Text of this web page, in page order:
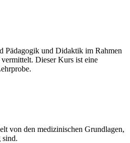
Pädagogik und Didaktik im Rahmen
Dieser Kurs ist eine
von den medizinischen Grundlagen,
sind.